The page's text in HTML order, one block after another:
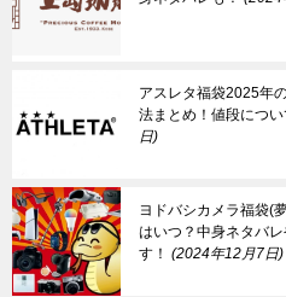
アスレタ福袋2025年
法まとめ！値段につい
日
ヨドバシカメラ福袋(
はいつ？中身ネタバ
す！
2024年12月7日